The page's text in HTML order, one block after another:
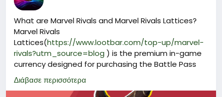
What are Marvel Rivals and Marvel Rivals Lattices?
Marvel Rivals
Lattices(https://www.lootbar.com/top-up/marvel-
rivals?utm_source=blog ) is the premium in-game
currency designed for purchasing the Battle Pass
and exclusive cosmetic items such as hero skins,
emotes, and sprays.
Διάβασε περισσότερα